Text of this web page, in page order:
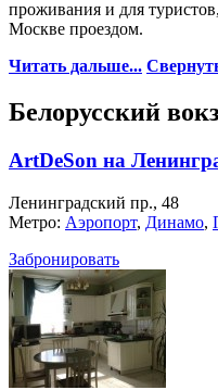
проживания и для
Москве проездом.
Читать дальше...
Белорусский
ArtDeSon на
Ленинградский пр., 48
Метро: Аэропорт, Динамо,
Забронировать